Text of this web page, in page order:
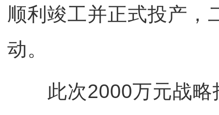
顺利竣工并正式投产，
动。
此次2000万元战略